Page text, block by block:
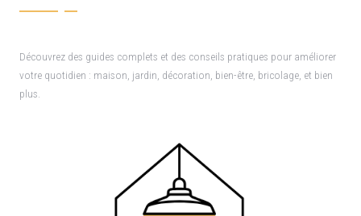
Découvrez des guides complets et des conseils pratiques pour améliorer
votre quotidien : maison, jardin, décoration, bien-être, bricolage, et bien
plus.